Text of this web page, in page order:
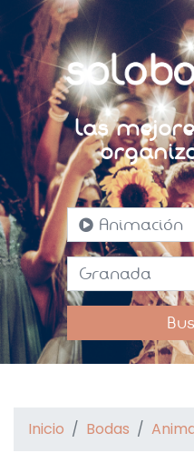
Las
Animación
Granada
Inicio Bodas